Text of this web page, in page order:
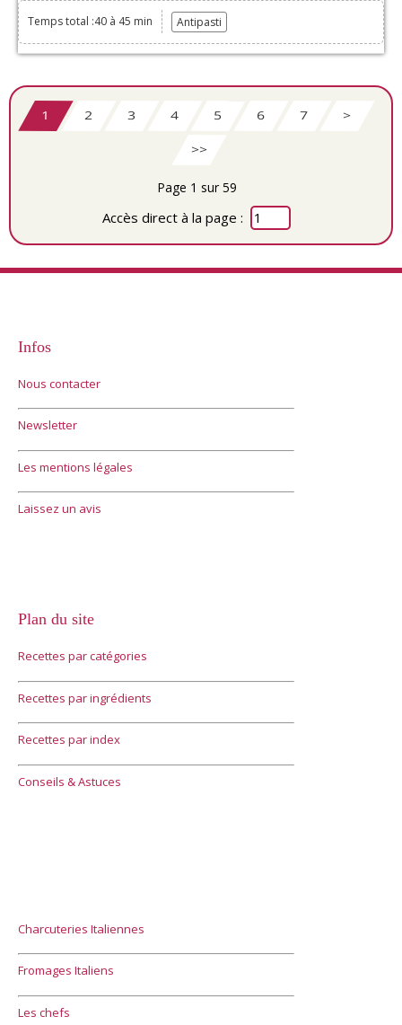
Temps total :40 à 45 min Antipasti
1 2 3 4 5 6 7 >
>>
Page 1 sur 59
Accès direct à la page :
Infos
Nous contacter
Newsletter
Les mentions légales
Laissez un avis
Plan du site
Recettes par catégories
Recettes par ingrédients
Recettes par index
Conseils & Astuces
Charcuteries Italiennes
Fromages Italiens
Les chefs